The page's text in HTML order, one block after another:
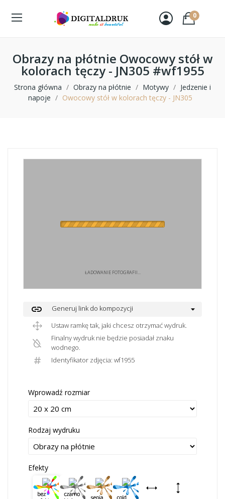
0
Obrazy na płótnie Owocowy stół w
kolorach tęczy - JN305 #wf1955
Strona główna Obrazy na płótnie Motywy
Jedzenie i
napoje
Owocowy stół w kolorach tęczy - JN305
ŁADOWANIE FOTOGRAFII...
link
Generuj link do kompozycji
Ustaw ramkę tak, jaki chcesz otrzymać wydruk.
Finalny wydruk nie będzie posiadał znaku
wodnego.
Identyfikator zdjęcia: wf1955
Wprowadź rozmiar
Rodzaj wydruku
Efekty